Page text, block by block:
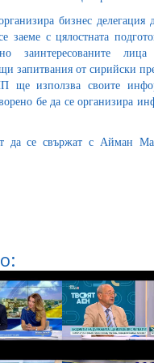
бизнес делегация
заеме с цялостната
заинтересованите
запитвания от сирийски
ще използва своите
бе да се организира
да се свържат с Айман